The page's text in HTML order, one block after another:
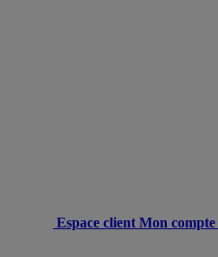
Espace client Mon compte